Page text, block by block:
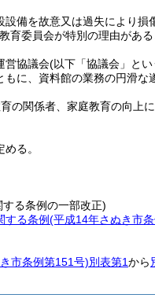
備を故意又は過失により
育委員会が特別の理由があ
営協議会(以下「協議会」とい
に、資料館の業務の円滑
の関係者、家庭教育の向上
る。
る条例の一部改正)
する条例(平成14年さぬき市
市条例第151号)別表第1から